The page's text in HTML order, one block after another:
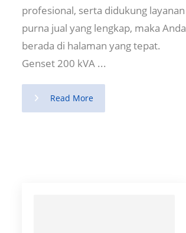
profesional, serta didukung layanan
purna jual yang lengkap, maka Anda
berada di halaman yang tepat.
Genset 200 kVA ...
Read More